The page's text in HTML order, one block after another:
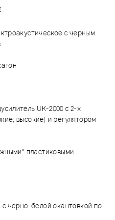
с черным
UK-2000 с 2-х
высокие) и регулятором
пластиковыми
черно-белой окантовкой по